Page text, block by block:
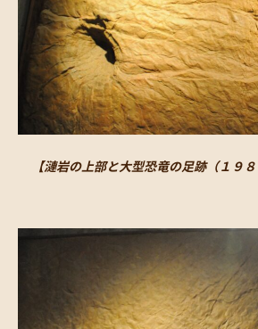
【漣岩の上部と大型恐竜の足跡（１９